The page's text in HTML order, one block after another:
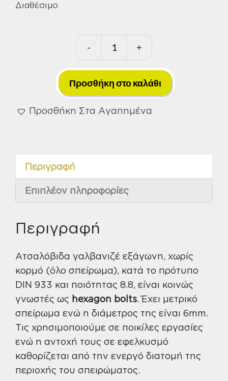
Διαθέσιμο
-
Ατσαλόβιδα
Γαλβανιζέ
DIN:
933
8,8
+
Προσθήκη στο καλάθι
Προσθήκη Στα Αγαπημένα
Περιγραφή
Επιπλέον πληροφορίες
Περιγραφή
Ατσαλόβιδα γαλβανιζέ εξάγωνη, χωρίς
κορμό (όλο σπείρωμα), κατά το πρότυπο
DIN 933 και ποιότητας 8.8, είναι κοινώς
γνωστές ως hexagon bolts . Έχει μετρικό
σπείρωμα ενώ η διάμετρος της είναι 6mm.
Τις χρησιμοποιούμε σε ποικίλες εργασίες
ενώ η αντοχή τους σε εφελκυσμό
καθορίζεται από την ενεργό διατομή της
περιοχής του σπειρώματος.